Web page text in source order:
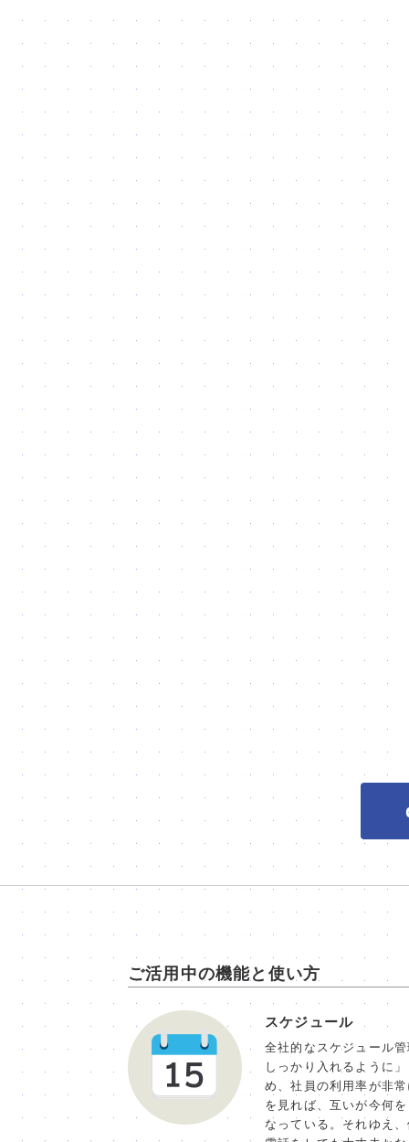
ご活用中の機能と使い方
スケジュール
全社的なスケジュール
しっかり入れるように
め、社員の利用率が非
を見れば、互いが今何
なっている。それゆえ